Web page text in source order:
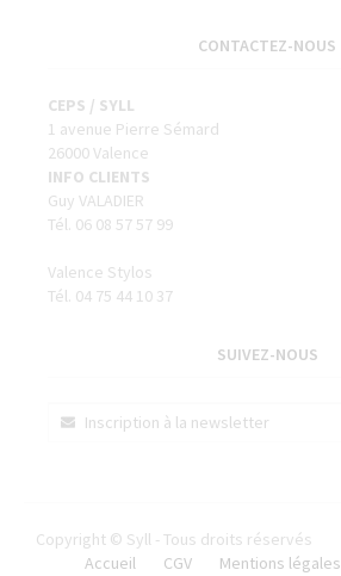
CONTACTEZ-NOUS
CEPS / SYLL
1 avenue Pierre Sémard
26000 Valence
INFO CLIENTS
Guy VALADIER
Tél. 06 08 57 57 99
Valence Stylos
Tél. 04 75 44 10 37
SUIVEZ-NOUS
Copyright © Syll - Tous droits réservés
Accueil
CGV Mentions légales